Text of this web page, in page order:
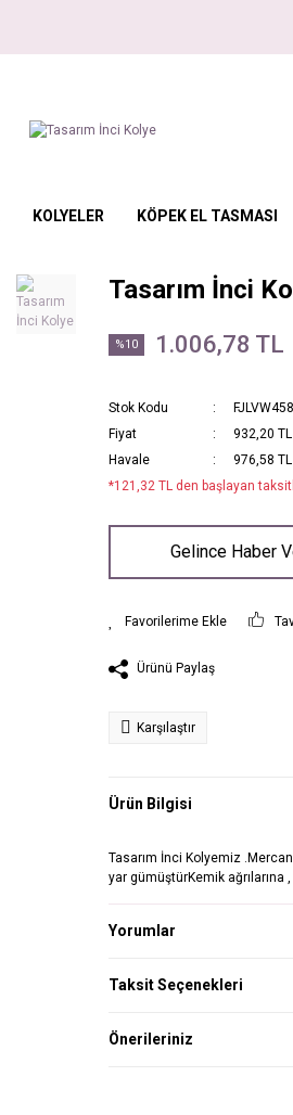
KOLYELER KÖPEK EL TASMASI
Tasarım İnci
%10 1.006,78 TL
Stok Kodu
FJLVW458
Fiyat
932,20
Havale
976,58
*121,32 TL den başlayan
Gelince Haber
Ürünü Paylaş
Karşılaştır
Ürün Bilgisi
Tasarım İnci Kolyemiz
yar gümüştürKemik ağrılarına
Yorumlar
Taksit Seçenekleri
Önerileriniz